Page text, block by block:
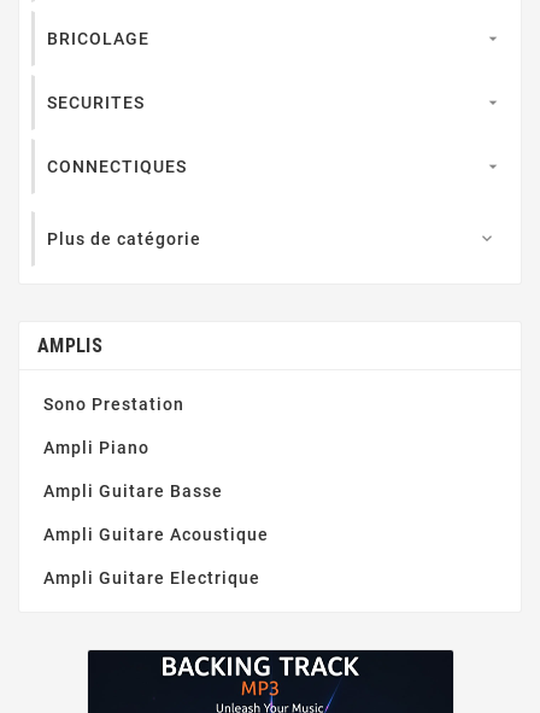
BRICOLAGE 
SECURITES 
CONNECTIQUES 
Plus de catégorie 
AMPLIS
Sono Prestation
Ampli Piano
Ampli Guitare Basse
Ampli Guitare Acoustique
Ampli Guitare Electrique